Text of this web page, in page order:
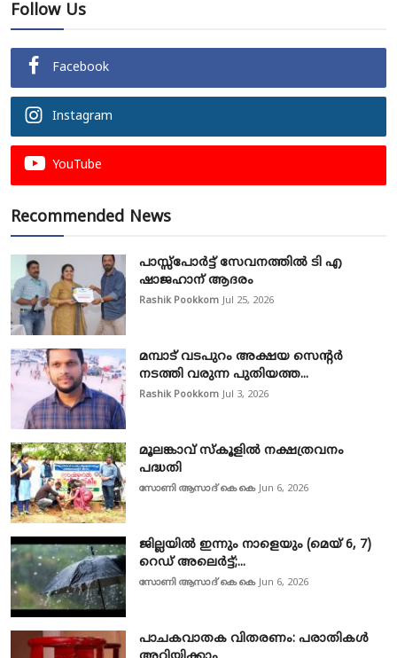
Follow Us
Facebook
Instagram
YouTube
Recommended News
പാസ്സ്‌പോർട്ട് സേവനത്തിൽ ടി എ
ഷാജഹാന് ആദരം
Rashik Pookkom Jul 25, 2026
മമ്പാട് വടപുറം അക്ഷയ സെന്റർ
നടത്തി വരുന്ന പുതിയത്ത...
Rashik Pookkom Jul 3, 2026
മൂലങ്കാവ് സ്കൂളിൽ നക്ഷത്രവനം
പദ്ധതി
സോണി ആസാദ് കെ കെ Jun 6, 2026
ജില്ലയിൽ ഇന്നും നാളെയും (മെയ് 6, 7)
റെഡ് അലെർട്ട്;...
സോണി ആസാദ് കെ കെ Jun 6, 2026
പാചകവാതക വിതരണം: പരാതികൾ